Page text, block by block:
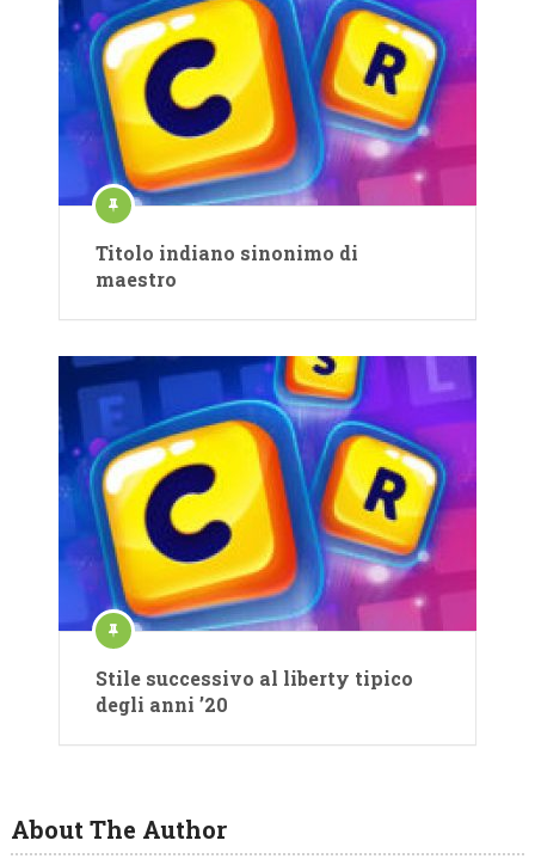
Titolo indiano sinonimo di
maestro
Stile successivo al liberty tipico
degli anni ’20
About The Author